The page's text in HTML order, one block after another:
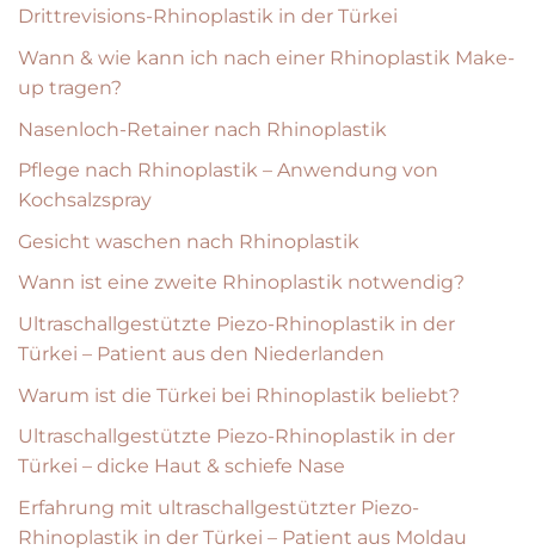
Drittrevisions-Rhinoplastik in der Türkei
Wann & wie kann ich nach einer Rhinoplastik Make-
up tragen?
Nasenloch-Retainer nach Rhinoplastik
Pflege nach Rhinoplastik – Anwendung von
Kochsalzspray
Gesicht waschen nach Rhinoplastik
Wann ist eine zweite Rhinoplastik notwendig?
Ultraschallgestützte Piezo-Rhinoplastik in der
Türkei – Patient aus den Niederlanden
Warum ist die Türkei bei Rhinoplastik beliebt?
Ultraschallgestützte Piezo-Rhinoplastik in der
Türkei – dicke Haut & schiefe Nase
Erfahrung mit ultraschallgestützter Piezo-
Rhinoplastik in der Türkei – Patient aus Moldau